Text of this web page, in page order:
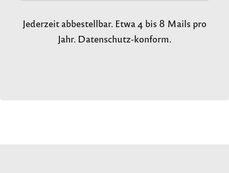
Jederzeit abbestellbar. Etwa 4 bis 8 Mails pro
Jahr. Datenschutz-konform.